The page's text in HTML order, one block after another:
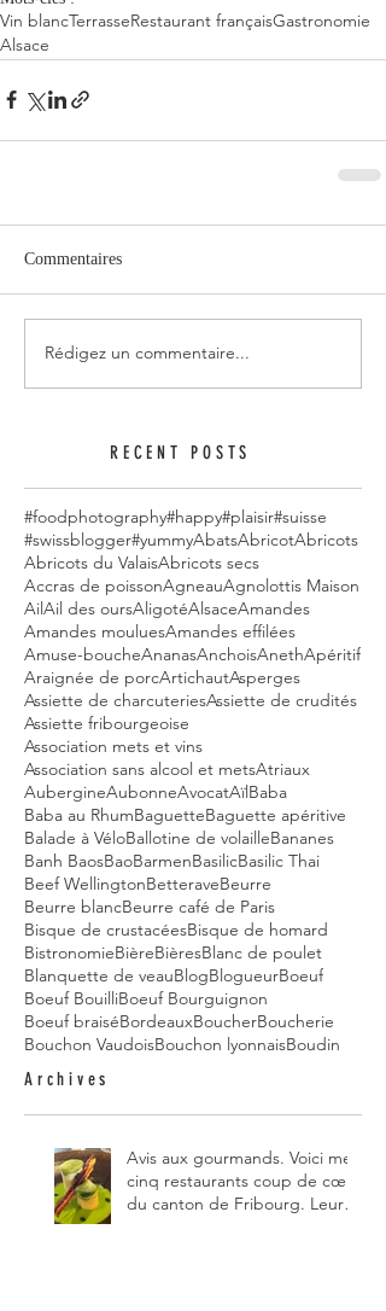
Vin blancTerrasseRestaurant françaisGastronomie
Alsace
Commentaires
Rédigez un commentaire...
RECENT POSTS
#foodphotography#happy#plaisir#suisse
#swissblogger#yummyAbatsAbricotAbricots
Abricots du ValaisAbricots secs
Accras de poissonAgneauAgnolottis Maison
AilAil des oursAligotéAlsaceAmandes
Amandes mouluesAmandes effilées
Amuse-boucheAnanasAnchoisAnethApéritif
Araignée de porcArtichautAsperges
Assiette de charcuteriesAssiette de crudités
Assiette fribourgeoise
Association mets et vins
Association sans alcool et metsAtriaux
AubergineAubonneAvocatAïlBaba
Baba au RhumBaguetteBaguette apéritive
Balade à VéloBallotine de volailleBananes
Banh BaosBaoBarmenBasilicBasilic Thai
Beef WellingtonBetteraveBeurre
Beurre blancBeurre café de Paris
Bisque de crustacéesBisque de homard
BistronomieBièreBièresBlanc de poulet
Blanquette de veauBlogBlogueurBoeuf
Boeuf BouilliBoeuf Bourguignon
Boeuf braiséBordeauxBoucherBoucherie
Bouchon VaudoisBouchon lyonnaisBoudin
Archives
Avis aux gourmands. Voici mes
cinq restaurants coup de cœur
du canton de Fribourg. Leurs